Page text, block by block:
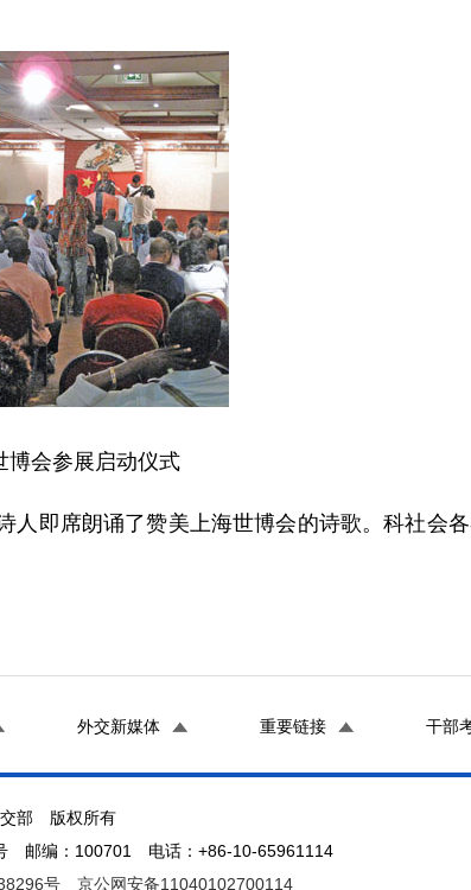
博会参展启动仪式
即席朗诵了赞美上海世博会的诗歌。科社会
外交新媒体 重要链接 干部
交部 版权所有
邮编：100701 电话：+86-10-65961114
号 京公网安备11040102700114